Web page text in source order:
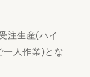
注生産(ハイ
一人作業)とな